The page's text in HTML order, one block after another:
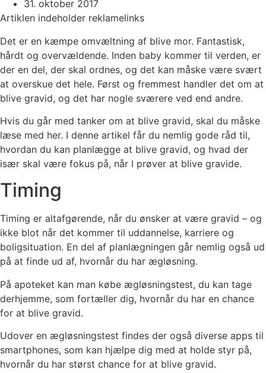
31. oktober 2017
Artiklen indeholder reklamelinks
Det er en kæmpe omvæltning af blive mor. Fantastisk,
hårdt og overvældende. Inden baby kommer til verden, er
der en del, der skal ordnes, og det kan måske være svært
at overskue det hele. Først og fremmest handler det om at
blive gravid, og det har nogle sværere ved end andre.
Hvis du går med tanker om at blive gravid, skal du måske
læse med her. I denne artikel får du nemlig gode råd til,
hvordan du kan planlægge at blive gravid, og hvad der
især skal være fokus på, når I prøver at blive gravide.
Timing
Timing er altafgørende, når du ønsker at være gravid – og
ikke blot når det kommer til uddannelse, karriere og
boligsituation. En del af planlægningen går nemlig også ud
på at finde ud af, hvornår du har ægløsning.
På apoteket kan man købe ægløsningstest, du kan tage
derhjemme, som fortæller dig, hvornår du har en chance
for at blive gravid.
Udover en ægløsningstest findes der også diverse apps til
smartphones, som kan hjælpe dig med at holde styr på,
hvornår du har størst chance for at blive gravid.